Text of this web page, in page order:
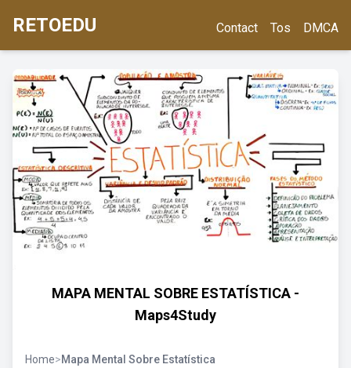
RETOEDU Contact Tos DMCA
MAPA MENTAL SOBRE ESTATÍSTICA -
Maps4Study
Home>Mapa Mental Sobre Estatística